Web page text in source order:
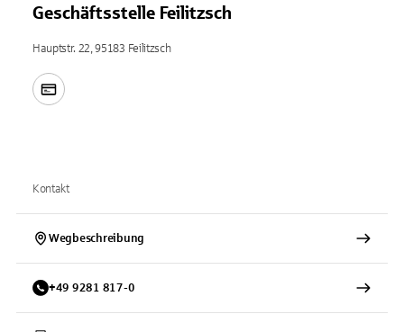
Geschäftsstelle Feilitzsch
Hauptstr. 22, 95183 Feilitzsch
Kontakt
Wegbeschreibung
+49 9281 817-0